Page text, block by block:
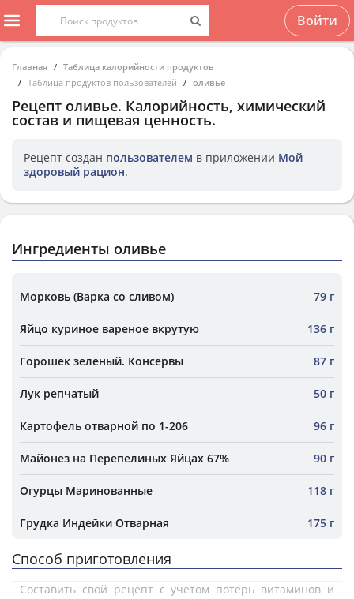
Войти
Главная
Таблица калорийности продуктов
Таблица продуктов пользователей
оливье
Рецепт оливье. Калорийность, химический
состав и пищевая ценность.
Рецепт создан пользователем в приложении Мой
здоровый рацион.
Ингредиенты оливье
Морковь (Варка со сливом) 79 г
Яйцо куриное вареное вкрутую 136 г
Горошек зеленый. Консервы 87 г
Лук репчатый 50 г
Картофель отварной по 1-206 96 г
Майонез на Перепелиных Яйцах 67% 90 г
Огурцы Маринованные 118 г
Грудка Индейки Отварная 175 г
Способ приготовления
Составить свой рецепт с учетом потерь витаминов и